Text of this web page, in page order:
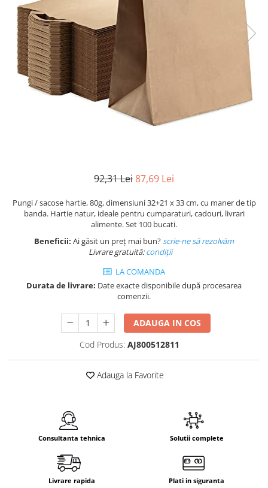
Plicuri de carton
Plicuri cu bule
Plicuri ecommerce
Pungi si sacose
Pungi curierat
Pungi coloane de aer
92,31 Lei87,69 Lei
Pungi / sacose hartie, 80g, dimensiuni 32+21 x 33 cm, cu maner de tip
banda. Hartie natur, ideale pentru cumparaturi, cadouri, livrari
alimente. Set 100 bucati.
Beneficii: Ai găsit un preț mai bun?scrie-ne să rezolvăm
Livrare gratuită:condiții
LA COMANDA
Durata de livrare: Date exacte disponibile după procesarea
comenzii.
ADAUGA IN COS
Cod Produs: AJ800512811
Adauga la Favorite
Consultanta tehnica Solutii complete
Livrare rapida Plati in siguranta